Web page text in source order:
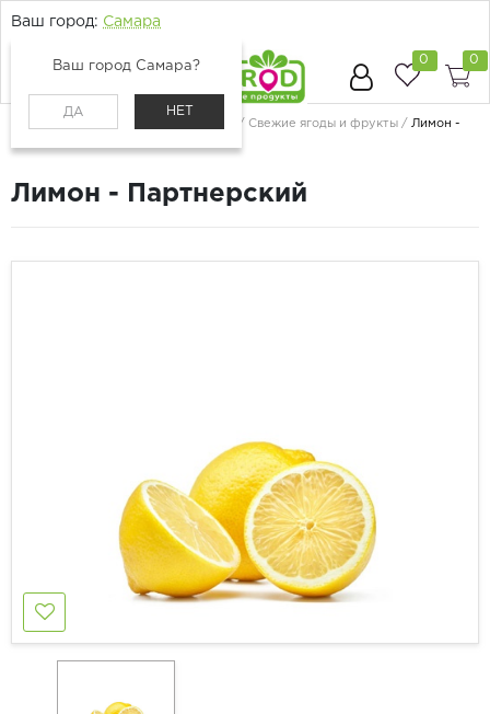
Ваш город: Самара
Ваш город Самара?
ДА НЕТ
0 0
Свежие ягоды и фрукты
Лимон -
Лимон - Партнерский